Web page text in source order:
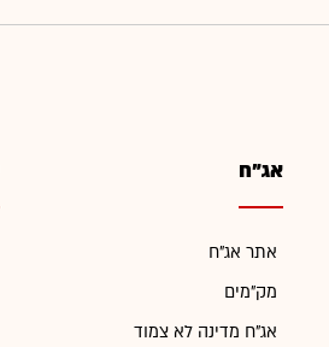
אג"ח
אתר אג"ח
מק"מים
אג"ח מדינה לא צמוד